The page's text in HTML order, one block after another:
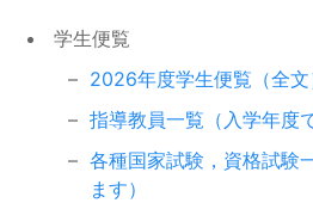
2026/04/21
イベント等
る知事へ
2026/04/01
イベント等
令和８年
ラサール
2025/09/11
等に対す
採用】お
て
学生便覧
2026年度学生便覧（全文
指導教員一覧（入学年度
各種国家試験，資格試験
ます）